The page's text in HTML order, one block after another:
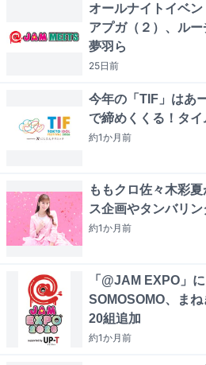
オールナイトイベ
アプガ（２）、ル
夢羽ら
25日前
今年の「TIF」はあ
で締めくくる！タ
約1か月前
ももクロ佐々木彩
ス企画やタンバリ
約1か月前
「@JAM EXPO」に
SOMOSOMO、ま
20組追加
約1か月前